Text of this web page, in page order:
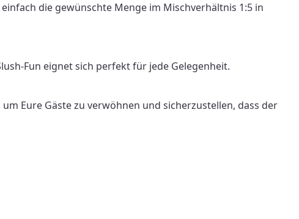
die gewünschte Menge im Mischverhältnis 1:5 in
Fun eignet sich perfekt für jede Gelegenheit.
Eure Gäste zu verwöhnen und sicherzustellen, dass der